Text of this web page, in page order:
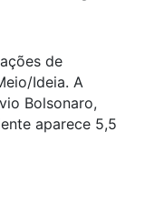
de
Ideia. A
Bolsonaro,
aparece 5,5